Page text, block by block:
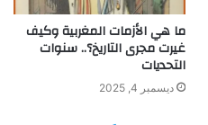
ما هي الأزمات المغربية وكيف
غيرت مجرى التاريخ؟.. سنوات
التحديات
ديسمبر 4, 2025